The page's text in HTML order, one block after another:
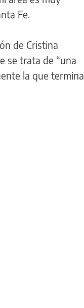
Fe.
de Cristina
se trata de “una
la que termina